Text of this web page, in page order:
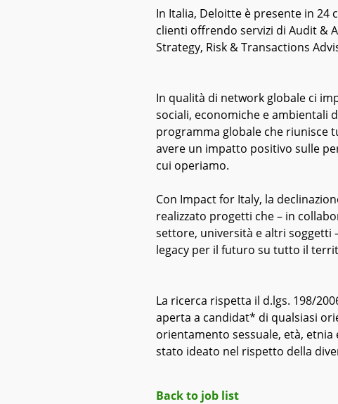
In Italia, Deloitte è presente in 24
clienti offrendo servizi di Audit &
Strategy, Risk & Transactions
In qualità di network globale ci
sociali, economiche e ambientali
programma globale che riunisce
avere un impatto positivo sulle
cui operiamo.
Con Impact for Italy, la
realizzato progetti che – in
settore, università e altri soggetti
legacy per il futuro su tutto il
La ricerca rispetta il d.lgs. 198/
aperta a candidat* di qualsiasi
orientamento sessuale, età,
stato ideato nel rispetto della
Back to job list